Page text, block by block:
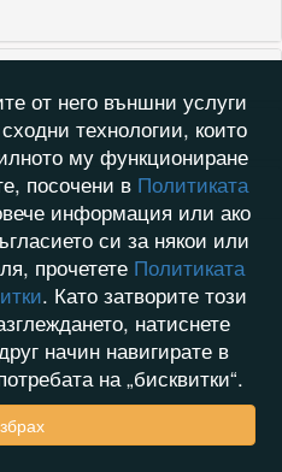
от него външни услуги
технологии, които
му функциониране
посочени в Политиката
информация или ако
си за някои или
прочетете Политиката
. Като затворите този
натиснете
начин навигирате в
на „бисквитки“.